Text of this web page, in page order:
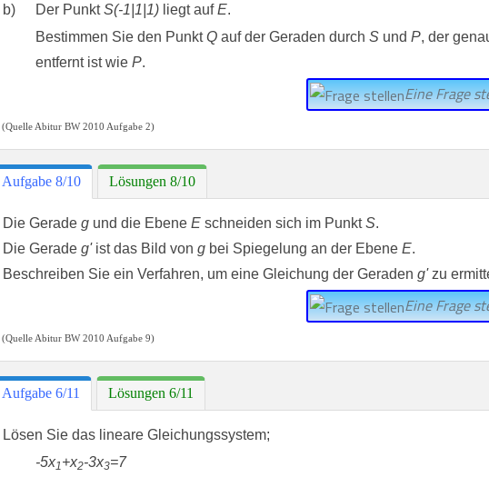
b)
Der PunktS(-1|1|1) liegt aufE.
Bestimmen Sie den PunktQ auf der Geraden durch S und P, der
entfernt ist wie P.
Eine Frage
(Quelle Abitur BW 2010 Aufgabe 2)
Aufgabe 8/10 Lösungen 8/10
Die Gerade g und die Ebene E schneiden sich im PunktS.
Die Gerade g'ist das Bild von g bei Spiegelung an der Ebene E.
Beschreiben Sie ein Verfahren, um eine Gleichung der Geraden g'zu
Eine Frage
(Quelle Abitur BW 2010 Aufgabe 9)
Aufgabe 6/11 Lösungen 6/11
Lösen Sie das lineare Gleichungssystem;
-5x1 +x2-3x3=7